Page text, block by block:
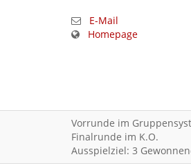
E-Mail
Homepage
Vorrunde im
Finalrunde im K.O.
Ausspielziel: 3